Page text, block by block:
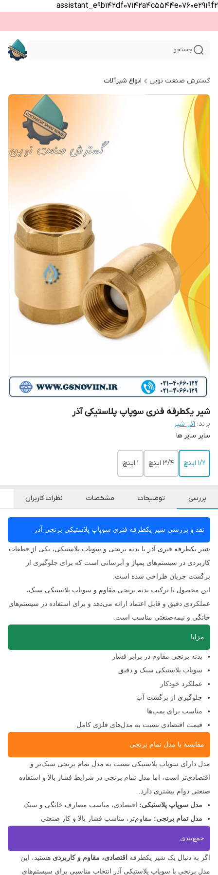
assistant_e9b142df07142a4c5544e0760e2919f2
جستجو
گسترش صنعت نوین انواع شیرآلات
شیر یکطرفه فنری سوپاپ پلاستیکی آذر
برند: آذر شیر
سایر سایز ها
۱/۲ اینچ ۳/۴ اینچ ۱ اینچ
بررسی توضیحات مشخصات نظرات کاربران
نقد و بررسی شیر یکطرفه فنری سوپاپ پلاستیکی برنجی آذر
شیر یکطرفه فنری آذر با بدنه برنجی و سوپاپ پلاستیکی، یکی از قطعات
کاربردی در سیستم‌های پمپاژ و آبرسانی است که برای جلوگیری از
برگشت جریان طراحی شده است.
این محصول با ترکیب بدنه برنجی مقاوم و سوپاپ پلاستیکی سبک،
عملکردی دقیق و قابل اعتماد ارائه می‌دهد و برای استفاده در سیستم‌های
خانگی و نیمه‌صنعتی مناسب است.
مزایا
بدنه برنجی مقاوم در برابر فشار
سوپاپ پلاستیکی سبک و دقیق
عملکرد خودکار
جلوگیری از برگشت آب
مناسب برای پمپ‌ها
قیمت اقتصادی نسبت به مدل‌های فلزی کامل
مقایسه با مدل تمام برنجی
مدل دارای سوپاپ پلاستیکی نسبت به مدل تمام برنجی سبک‌تر و
اقتصادی‌تر است، اما مدل تمام برنجی در شرایط فشار بالا و استفاده
صنعتی دوام بیشتری دارد.
مدل سوپاپ پلاستیکی: اقتصادی، مناسب مصارف خانگی و سبک
مدل تمام برنجی: مقاوم‌تر، مناسب فشار بالا و کار صنعتی
جمع‌بندی
اگر به دنبال یک شیر یکطرفه اقتصادی، مقاوم و کاربردی هستید، این
مدل برنجی با سوپاپ پلاستیکی آذر انتخاب مناسبی برای سیستم‌های